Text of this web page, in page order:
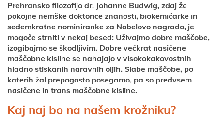
Prehransko filozofijo dr. Johanne Budwig, zdaj že
pokojne nemške doktorice znanosti, biokemičarke in
sedemkratne nominiranke za Nobelovo nagrado, je
mogoče strniti v nekaj besed: Uživajmo dobre maščobe,
izogibajmo se škodljivim. Dobre večkrat nasičene
maščobne kisline se nahajajo v visokokakovostnih
hladno stiskanih naravnih oljih. Slabe maščobe, po
katerih žal prepogosto posegamo, pa so predvsem
nasičene in trans maščobne kisline.
Kaj naj bo na našem krožniku?